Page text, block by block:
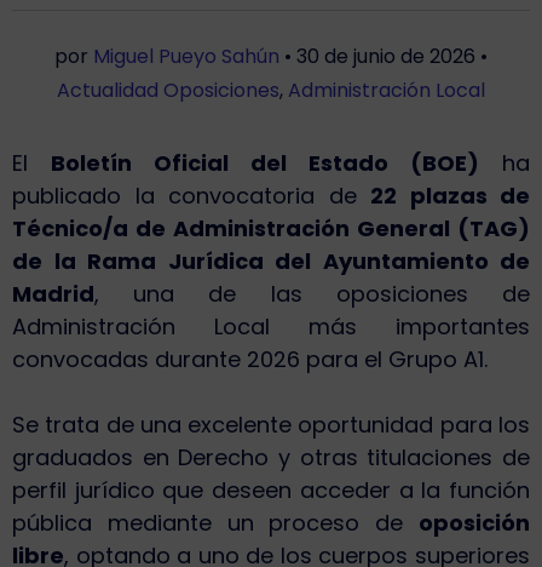
por Miguel Pueyo Sahún • 30 de junio de 2026 •
Actualidad Oposiciones, Administración Local
El Boletín Oficial del Estado (BOE) ha
publicado la convocatoria de 22 plazas de
Técnico/a de Administración General (TAG)
de la Rama Jurídica del Ayuntamiento de
Madrid, una de las oposiciones de
Administración Local más importantes
convocadas durante 2026 para el Grupo A1.
Se trata de una excelente oportunidad para los
graduados en Derecho y otras titulaciones de
perfil jurídico que deseen acceder a la función
pública mediante un proceso de oposición
libre, optando a uno de los cuerpos superiores